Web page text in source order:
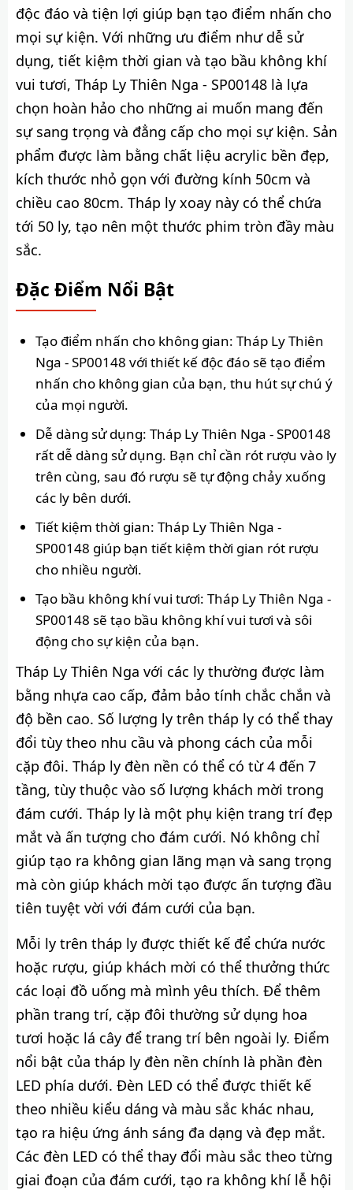
độc đáo và tiện lợi giúp bạn tạo điểm nhấn cho
mọi sự kiện. Với những ưu điểm như dễ sử
dụng, tiết kiệm thời gian và tạo bầu không khí
vui tươi, Tháp Ly Thiên Nga - SP00148 là lựa
chọn hoàn hảo cho những ai muốn mang đến
sự sang trọng và đẳng cấp cho mọi sự kiện. Sản
phẩm được làm bằng chất liệu acrylic bền đẹp,
kích thước nhỏ gọn với đường kính 50cm và
chiều cao 80cm. Tháp ly xoay này có thể chứa
tới 50 ly, tạo nên một thước phim tròn đầy màu
sắc.
Đặc Điểm Nổi Bật
Tạo điểm nhấn cho không gian: Tháp Ly Thiên
Nga - SP00148 với thiết kế độc đáo sẽ tạo điểm
nhấn cho không gian của bạn, thu hút sự chú ý
của mọi người.
Dễ dàng sử dụng: Tháp Ly Thiên Nga - SP00148
rất dễ dàng sử dụng. Bạn chỉ cần rót rượu vào ly
trên cùng, sau đó rượu sẽ tự động chảy xuống
các ly bên dưới.
Tiết kiệm thời gian: Tháp Ly Thiên Nga -
SP00148 giúp bạn tiết kiệm thời gian rót rượu
cho nhiều người.
Tạo bầu không khí vui tươi: Tháp Ly Thiên Nga -
SP00148 sẽ tạo bầu không khí vui tươi và sôi
động cho sự kiện của bạn.
Tháp Ly Thiên Nga với các ly thường được làm
bằng nhựa cao cấp, đảm bảo tính chắc chắn và
độ bền cao. Số lượng ly trên tháp ly có thể thay
đổi tùy theo nhu cầu và phong cách của mỗi
cặp đôi. Tháp ly đèn nền có thể có từ 4 đến 7
tầng, tùy thuộc vào số lượng khách mời trong
đám cưới. Tháp ly là một phụ kiện trang trí đẹp
mắt và ấn tượng cho đám cưới. Nó không chỉ
giúp tạo ra không gian lãng mạn và sang trọng
mà còn giúp khách mời tạo được ấn tượng đầu
tiên tuyệt vời với đám cưới của bạn.
Mỗi ly trên tháp ly được thiết kế để chứa nước
hoặc rượu, giúp khách mời có thể thưởng thức
các loại đồ uống mà mình yêu thích. Để thêm
phần trang trí, cặp đôi thường sử dụng hoa
tươi hoặc lá cây để trang trí bên ngoài ly. Điểm
nổi bật của tháp ly đèn nền chính là phần đèn
LED phía dưới. Đèn LED có thể được thiết kế
theo nhiều kiểu dáng và màu sắc khác nhau,
tạo ra hiệu ứng ánh sáng đa dạng và đẹp mắt.
Các đèn LED có thể thay đổi màu sắc theo từng
giai đoạn của đám cưới, tạo ra không khí lễ hội